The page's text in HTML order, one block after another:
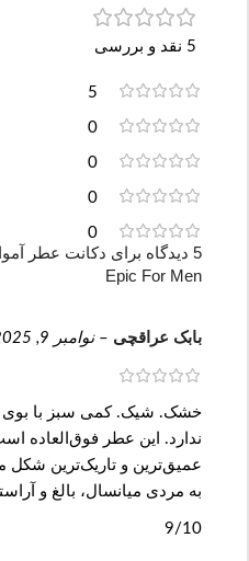
5 نقد و بررسی
5
0
0
0
0
5 دیدگاه برای
Epic For Men
بابک عراقچی – نوامبر 9, 2025
خشک. شیک. کمی سبز با بوی
ندارد. این عطر فوق‌العاده
عمیق‌ترین و تاریک‌ترین شکل
به مردی میانسال، بالغ و
9/10